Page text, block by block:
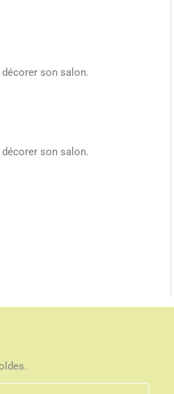
son salon.
son salon.